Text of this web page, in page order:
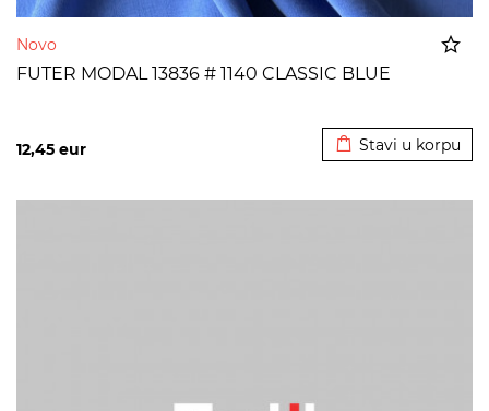
Novo
FUTER MODAL 13836 # 1140 CLASSIC BLUE
12,45 eur Stavi u korpu